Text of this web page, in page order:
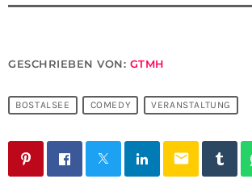
GESCHRIEBEN VON: GTMH
BOSTALSEE COMEDY VERANSTALTUNG
email